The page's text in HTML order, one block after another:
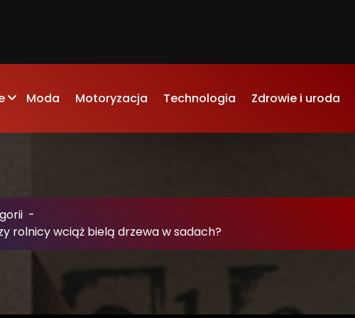
Moda Motoryzacja Technologia Zdrowie i uroda
-
rolnicy wciąż bielą drzewa w sadach?